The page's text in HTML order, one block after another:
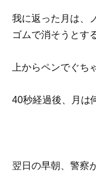
我に返った月は、
ゴムで消そうとす
上からペンでぐち
40秒経過後、月は
翌日の早朝、警察